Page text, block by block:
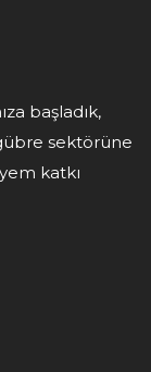
başladık,
sektörüne
katkı